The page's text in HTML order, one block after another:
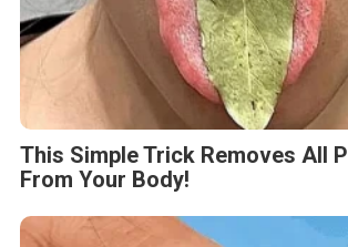
This Simple Trick Removes All
From Your Body!